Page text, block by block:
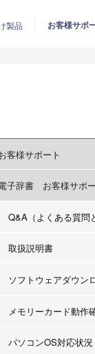
製品 お客様サポ
客様サポート
子辞書 お客様サポ
Q&A（よくある質問
取扱説明書
ソフトウェアダウン
メモリーカード動作
パソコンOS対応状況